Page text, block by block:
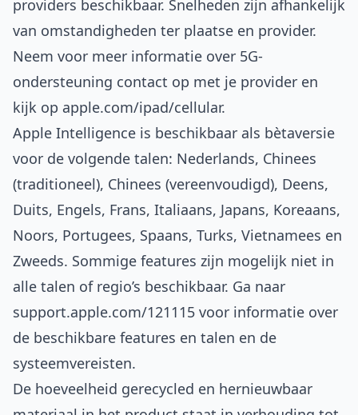
providers beschikbaar. Snelheden zijn afhankelijk
van omstandigheden ter plaatse en provider.
Neem voor meer informatie over 5G-
ondersteuning contact op met je provider en
kijk op apple.com/ipad/cellular.
Apple Intelligence is beschikbaar als bètaversie
voor de volgende talen: Nederlands, Chinees
(traditioneel), Chinees (vereenvoudigd), Deens,
Duits, Engels, Frans, Italiaans, Japans, Koreaans,
Noors, Portugees, Spaans, Turks, Vietnamees en
Zweeds. Sommige features zijn mogelijk niet in
alle talen of regio’s beschikbaar. Ga naar
support.apple.com/121115 voor informatie over
de beschikbare features en talen en de
systeemvereisten.
De hoeveelheid gerecycled en hernieuwbaar